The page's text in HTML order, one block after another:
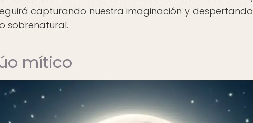
capturando nuestra imaginación y despertando
sobrenatural.
mítico